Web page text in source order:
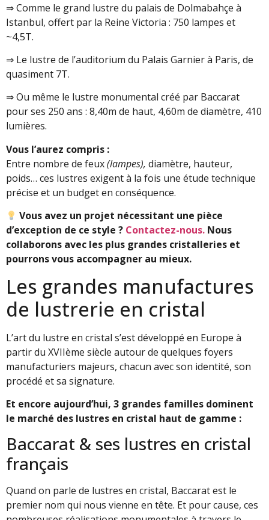
⇒ Comme le grand lustre du palais de Dolmabahçe à
Istanbul, offert par la Reine Victoria : 750 lampes et
~4,5T.
⇒ Le lustre de l’auditorium du Palais Garnier à Paris, de
quasiment 7T.
⇒ Ou même le lustre monumental créé par Baccarat
pour ses 250 ans : 8,40m de haut, 4,60m de diamètre, 410
lumières.
Vous l’aurez compris :
Entre nombre de feux(lampes), diamètre, hauteur,
poids… ces lustres exigent à la fois une étude technique
précise et un budget en conséquence.
Vous avez un projet nécessitant une pièce
d’exception de ce style ? Contactez-nous. Nous
collaborons avec les plus grandes cristalleries et
pourrons vous accompagner au mieux.
Les grandes manufactures
de lustrerie en cristal
L’art du lustre en cristal s’est développé en Europe à
partir du XVIIème siècle autour de quelques foyers
manufacturiers majeurs, chacun avec son identité, son
procédé et sa signature.
Et encore aujourd’hui, 3 grandes familles dominent
le marché des lustres en cristal haut de gamme :
Baccarat & ses lustres en cristal
français
Quand on parle de lustres en cristal, Baccarat est le
premier nom qui nous vienne en tête. Et pour cause, ces